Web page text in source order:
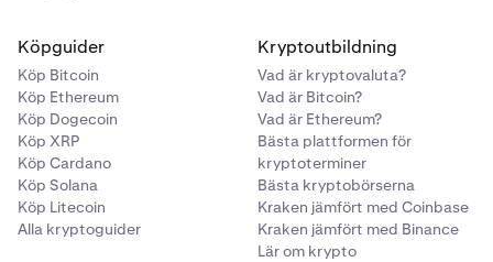
Köpguider
Köp Bitcoin
Köp Ethereum
Köp Dogecoin
Köp XRP
Köp Cardano
Köp Solana
Köp Litecoin
Alla kryptoguider
Kryptoutbildning
Vad är kryptovaluta?
Vad är Bitcoin?
Vad är Ethereum?
Bästa plattformen för
kryptoterminer
Bästa kryptobörserna
Kraken jämfört med Coinbase
Kraken jämfört med Binance
Lär om krypto